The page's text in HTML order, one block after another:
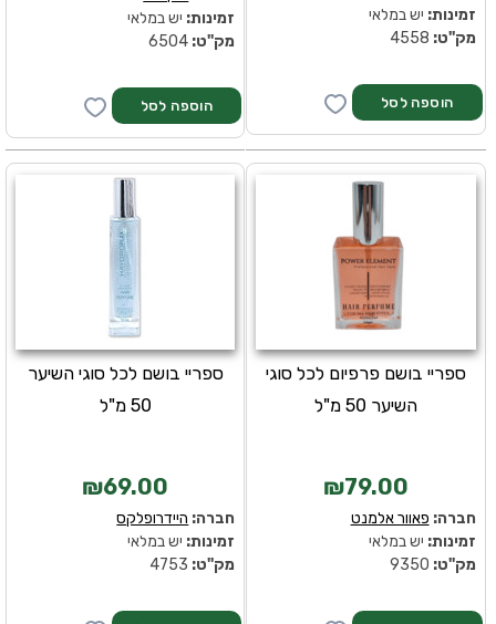
זמינות: יש במלאי
מק''ט:
זמינות: יש במלאי
מק''ט:
ספריי בושם לכל סוגי השיער
50 מ"ל
₪69.00
חברה: היידרופלקס
זמינות: יש במלאי
מק''ט:
ספריי בושם פרפיום לכל סוגי
השיער 50 מ"ל
₪79.00
חברה: פאוור אלמנט
זמינות: יש במלאי
מק''ט: